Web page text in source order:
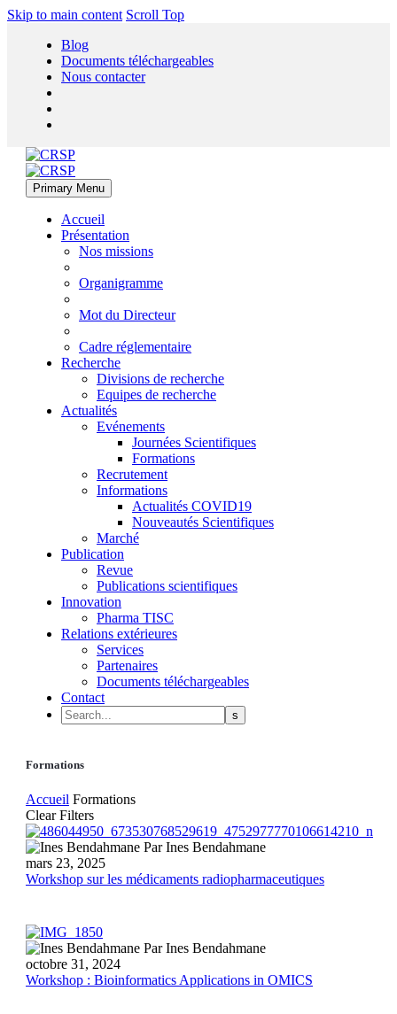
Skip to main content Scroll Top
Blog
Documents téléchargeables
Nous contacter
Primary Menu
Accueil
Présentation
Nos missions
Organigramme
Mot du Directeur
Cadre réglementaire
Recherche
Divisions de recherche
Equipes de recherche
Actualités
Evénements
Journées Scientifiques
Formations
Recrutement
Informations
Actualités COVID19
Nouveautés Scientifiques
Marché
Publication
Revue
Publications scientifiques
Innovation
Pharma TISC
Relations extérieures
Services
Partenaires
Documents téléchargeables
Contact
Formations
Accueil Formations
Clear Filters
Workshop
sur
les
Par Ines Bendahmane
mars 23, 2025
Workshop sur les médicaments radiopharmaceutiques
Workshop
:
Bioinformatics
Par Ines Bendahmane
octobre 31, 2024
Workshop : Bioinformatics Applications in OMICS